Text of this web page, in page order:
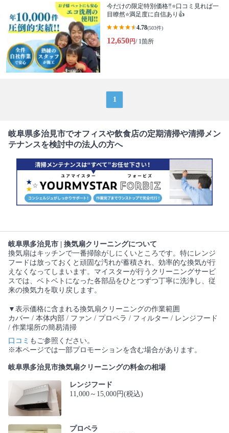
今だけの限定特別価格‼️⭐口コミ見れば一
目瞭然⭐満足度に自信あり👍
4.78(503件)
12,650円/ 1箇所
1
岐阜県多治見市でオフィスや飲食店の定期清掃や清掃メン
テナンスを検討中の法人の方へ
岐阜県多治見市 | 換気扇クリーニングについて
換気扇はキッチンで一番掃除がしにくいところです。特にレンジ
フードは放っておくと頑固な汚れが蓄積され、効率的な換気が行
えなくなってしまいます。マイスターが行うクリーニングサービ
スでは、ベトベトになった各部品をひとつずつ丁寧に洗浄し、従
来の換気力を取り戻します。
▼表示価格に含まれる換気扇クリーニングの作業範囲
カバー / 本体内部 / ファン / プロペラ / フィルター / レンジフード
/ 作業場所の簡易清掃
口コミ もご参照ください。
※本ページでは一部プロモーションを含む場合があります。
岐阜県多治見市換気扇クリーニングの料金の相場
レンジフード
11,000～15,000円(税込)
プロペラ